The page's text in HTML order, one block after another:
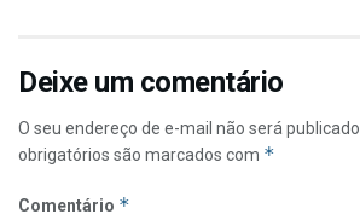
Deixe um comentário
O seu endereço de e-mail não será publicado.
obrigatórios são marcados com *
Comentário *